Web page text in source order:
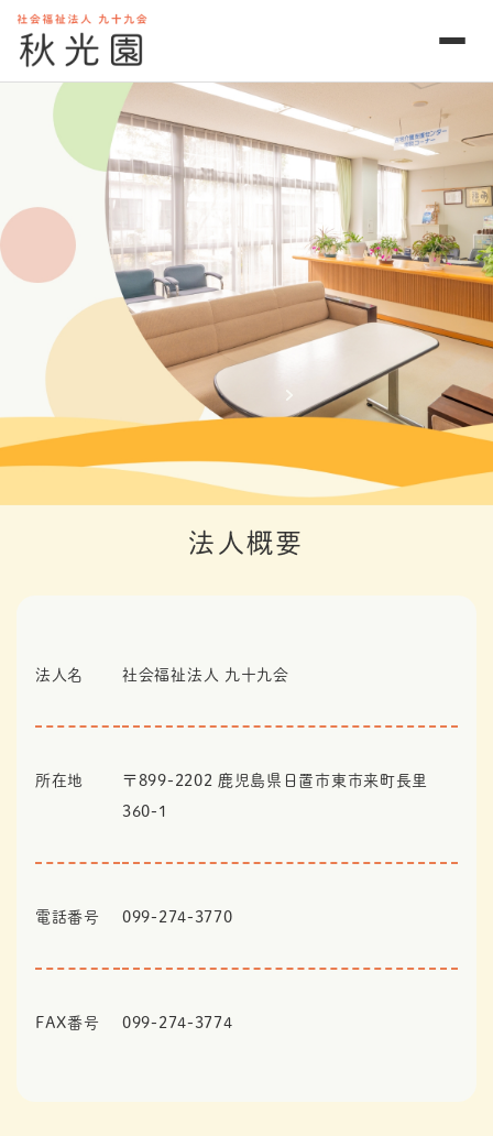
法人概要
下記の資料は「WAM NET」をご覧ください。
各年度の決算書および貸借対照表
社会福祉法人九十九会定款
社会福祉法人九十九役員報酬規程
WAM NET
法人概要
法人名 社会福祉法人 九十九会
所在地
〒899-2202 鹿児島県日置市東市来町長里
360-1
電話番号 099-274-3770
FAX番号 099-274-3774